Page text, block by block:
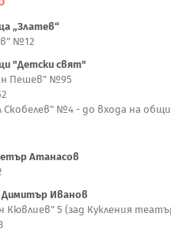
„Златев“
№12
"Детски свят"
Пешев" №95
Скобелев" №4 - до входа на
Атанасов
Димитър Иванов
Кювлиев" 5 (зад Кукления